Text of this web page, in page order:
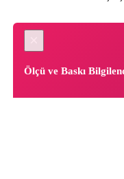
Ölçü ve Baskı